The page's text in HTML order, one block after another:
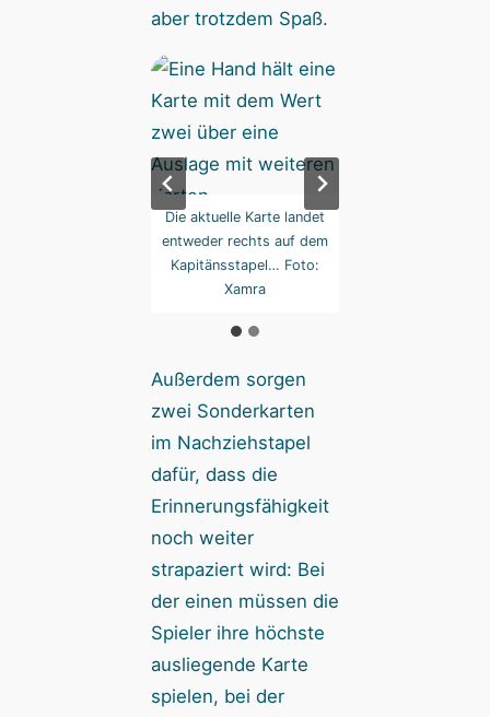
aber trotzdem Spaß.
Die aktuelle Karte landet
entweder rechts auf dem
Kapitänsstapel… Foto:
Xamra
Außerdem sorgen
zwei Sonderkarten
im Nachziehstapel
dafür, dass die
Erinnerungsfähigkeit
noch weiter
strapaziert wird: Bei
der einen müssen die
Spieler ihre höchste
ausliegende Karte
spielen, bei der